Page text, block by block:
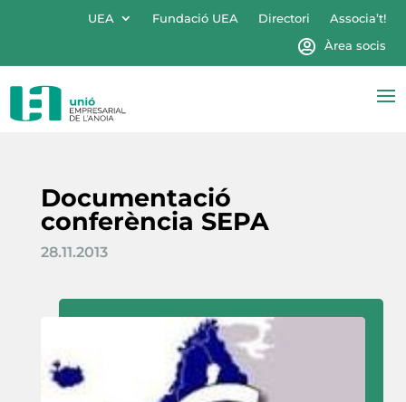
UEA Fundació UEA Directori
Associa’t!
Àrea socis
Documentació
conferència SEPA
28.11.2013